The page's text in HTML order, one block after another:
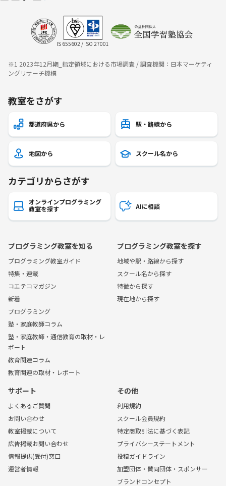
IS 655602 / ISO 27001
※1 2023年12月期_指定領域における市場調査 / 調査機関：日本マーケティ
ングリサーチ機構
教室をさがす
都道府県から 駅・路線から
地図から スクール名から
カテゴリからさがす
オンラインプログラミング
教室を探す
AIに相談
プログラミング教室を知る
プログラミング教室ガイド
特集・連載
コエテコマガジン
新着
プログラミング
塾・家庭教師コラム
塾・家庭教師・通信教育の取材・レ
ポート
教育関連コラム
教育関連の取材・レポート
プログラミング教室を探す
地域や駅・路線から探す
スクール名から探す
特徴から探す
現在地から探す
サポート
よくあるご質問
お問い合わせ
教室掲載について
広告掲載お問い合わせ
情報提供(受付)窓口
運営者情報
その他
利用規約
スクール会員規約
特定商取引法に基づく表記
プライバシーステートメント
投稿ガイドライン
加盟団体・賛同団体・スポンサー
ブランドコンセプト